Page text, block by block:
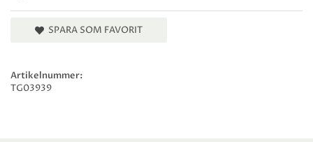
SPARA SOM FAVORIT
Artikelnummer:
TG03939